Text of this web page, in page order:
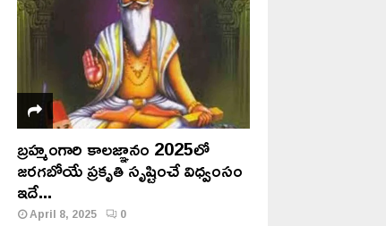
బ్రహ్మంగారి కాలజ్ఞానం 2025లో
జరగబోయే ప్రకృతి సృష్టించే విధ్వంసం
ఇదే...
April 8, 2025 0